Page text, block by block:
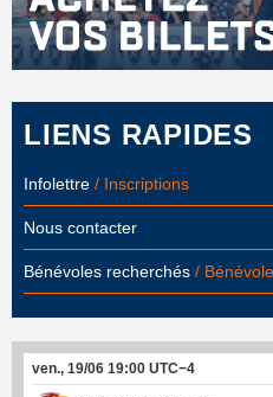
LIENS RAPIDES
Infolettre / Inscriptions
Nous contacter
Bénévoles recherchés /
ven., 19/06 19:00 UTC−4